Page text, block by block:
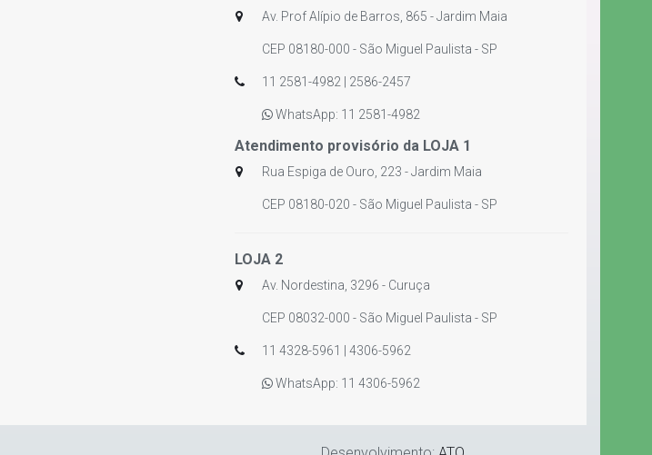
Av. Prof Alípio de Barros, 865 - Jardim Maia
CEP 08180-000 - São Miguel Paulista - SP
11 2581-4982 | 2586-2457
WhatsApp: 11 2581-4982
Atendimento provisório da LOJA 1
Rua Espiga de Ouro, 223 - Jardim Maia
CEP 08180-020 - São Miguel Paulista - SP
LOJA 2
Av. Nordestina, 3296 - Curuça
CEP 08032-000 - São Miguel Paulista - SP
11 4328-5961 | 4306-5962
WhatsApp: 11 4306-5962